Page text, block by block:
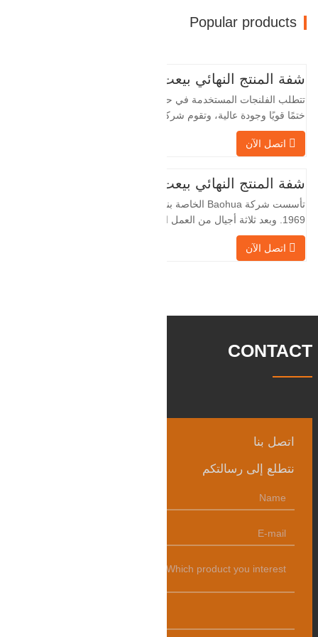
Popular products
شفة المنتج النهائي بيعت
تتطلب الفلنجات المستخدمة في حقول النفط
الخاصة بنا بمعالجة الفلنجات في حقول النفط
لسنوات عديدة وتقوم بتصديرها بشكل غير
لأن الصناعة المحلية ليست مثالية، فإننا نريد
الاستيراد والتصدير مباشرة مع العملاء
الأجانب،
اتصل الآن
شفة المنتج النهائي بيعت
تأسست شركة Baohua الخاصة بنا في عام
1969. وبعد ثلاثة أجيال من العمل الشاق،
وتوليد طاقة الرياح وقطع
اتصل الآن
CONTACT
اتصل بنا
نتطلع إلى رسالتكم